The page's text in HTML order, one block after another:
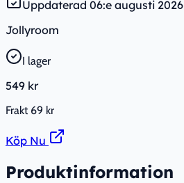
Uppdaterad 06:e augusti 2026
Jollyroom
I lager
549 kr
Frakt 69 kr
Köp Nu
Produktinformation